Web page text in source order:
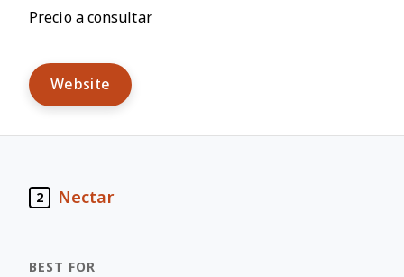
Precio a consultar
Website
2 Nectar